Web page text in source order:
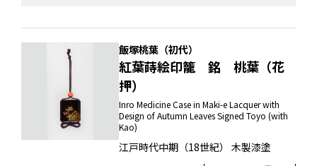
飯塚桃葉（初代）
紅葉蒔絵印籠 銘 桃葉（花
押）
Inro Medicine Case in Maki-e Lacquer with
Design of Autumn Leaves Signed Toyo (with
Kao)
江戸時代中期（18世紀） 木製漆塗